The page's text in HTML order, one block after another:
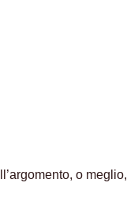
o meglio,